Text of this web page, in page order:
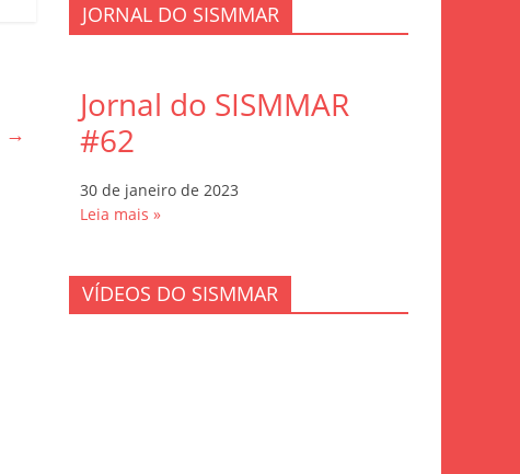
→
JORNAL DO SISMMAR
Jornal do SISMMAR
#62
30 de janeiro de 2023
Leia mais »
VÍDEOS DO SISMMAR